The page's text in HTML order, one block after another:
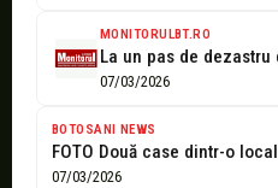
MONITORULBT.RO
07/03/2026
BOTOSANI NEWS
07/03/2026